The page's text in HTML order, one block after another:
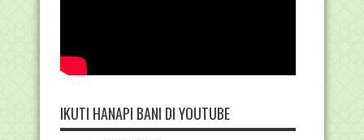
IKUTI HANAPI BANI DI YOUTUBE